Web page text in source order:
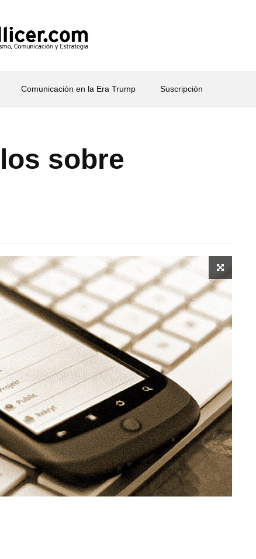
Comunicación en la Era Trump Suscripción
sobre